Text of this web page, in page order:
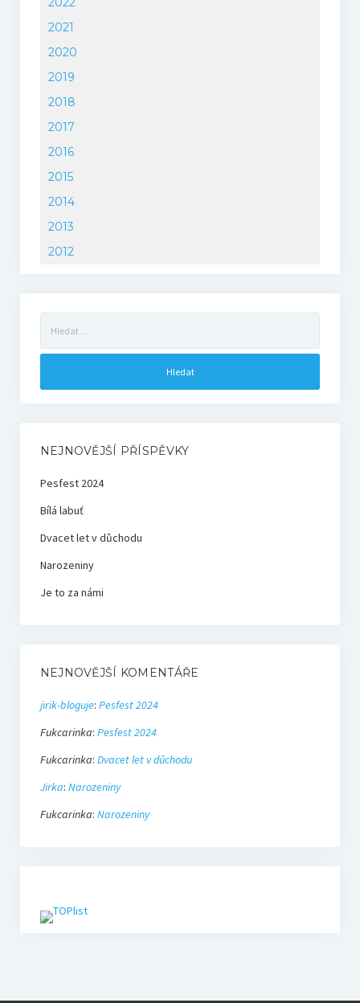
2021
2020
2019
2018
2017
2016
2015
2014
2013
2012
NEJNOVĚJŠÍ PŘÍSPĚVKY
Pesfest 2024
Bílá labuť
Dvacet let v důchodu
Narozeniny
Je to za námi
NEJNOVĚJŠÍ KOMENTÁŘE
jirik-bloguje: Pesfest 2024
Fukcarinka: Pesfest 2024
Fukcarinka: Dvacet let v důchodu
Jirka: Narozeniny
Fukcarinka: Narozeniny